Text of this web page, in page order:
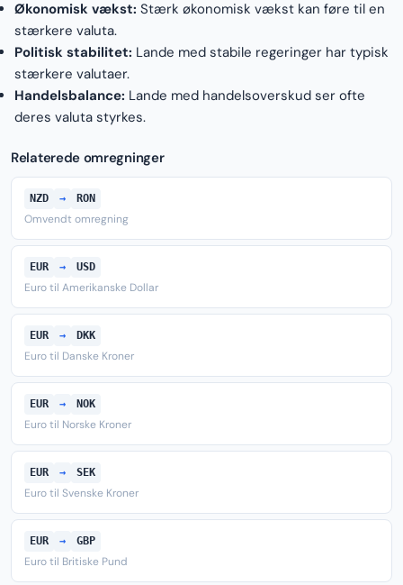
Økonomisk vækst: Stærk økonomisk vækst kan føre til en
stærkere valuta.
Politisk stabilitet: Lande med stabile regeringer har typisk
stærkere valutaer.
Handelsbalance: Lande med handelsoverskud ser ofte
deres valuta styrkes.
Relaterede omregninger
NZD → RON
Omvendt omregning
EUR → USD
Euro til Amerikanske Dollar
EUR → DKK
Euro til Danske Kroner
EUR → NOK
Euro til Norske Kroner
EUR → SEK
Euro til Svenske Kroner
EUR → GBP
Euro til Britiske Pund